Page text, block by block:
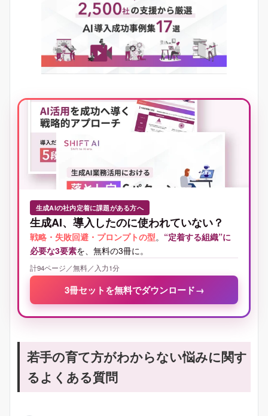
生成AIの社内定着に課題がある方へ
生成AI、導入したのに使われていない？
戦略・失敗回避・プロンプトの型。 “定着する組織”に
必要な3要素を、無料の3冊に。
計94ページ／無料／入力1分
3冊セットを無料でダウンロード →
若手の育て方がわからない悩みに関す
るよくある質問